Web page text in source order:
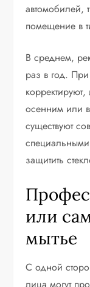
автомобилей,
помещение в
В среднем,
раз в год.
осенним или
существуют
защитить
или
мытье
С одной